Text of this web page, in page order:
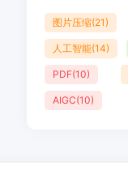
图片压缩(21)
人工智能(14)
PDF(10)
AIGC(10)